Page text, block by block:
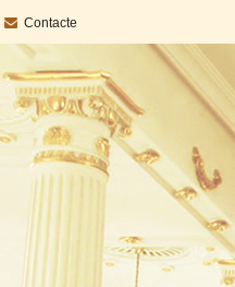
Contacte